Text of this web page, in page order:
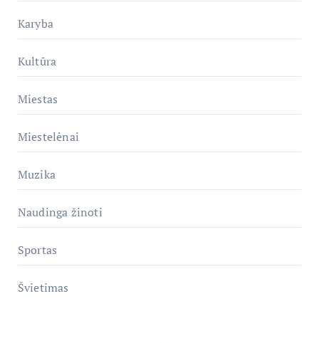
Karyba
Kultūra
Miestas
Miestelėnai
Muzika
Naudinga žinoti
Sportas
Švietimas